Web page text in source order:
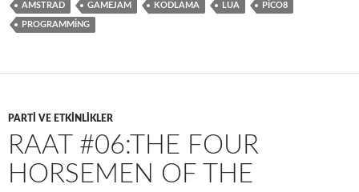
o
k
d
n
AMSTRAD GAMEJAM KODLAMA LUA PICO8
PROGRAMMING
PARTI VE ETKINLIKLER
RAAT #06:THE FOUR
HORSEMEN OF THE